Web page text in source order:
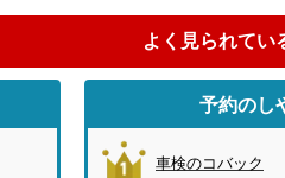
よく見られてい
予約のし
車検のコバック